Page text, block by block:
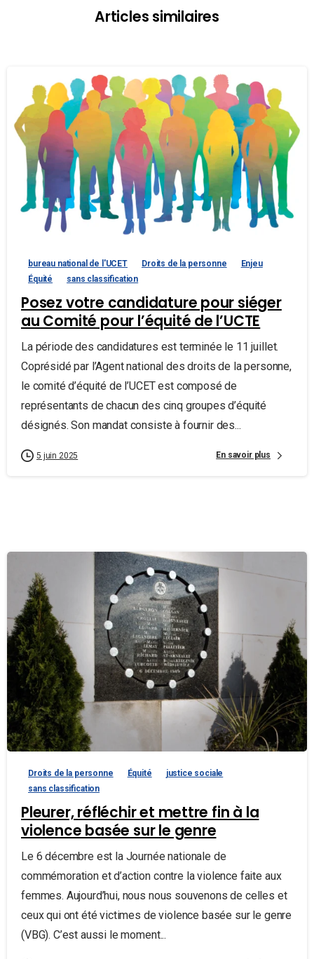
Articles similaires
bureau national de l'UCET Droits de la personne
Enjeu
Équité
sans classification
Posez votre candidature pour siéger
au Comité pour l’équité de l’UCTE
La période des candidatures est terminée le 11 juillet.
Coprésidé par l’Agent national des droits de la personne,
le comité d’équité de l’UCET est composé de
représentants de chacun des cinq groupes d’équité
désignés. Son mandat consiste à fournir des...
5 juin 2025 En savoir plus
Droits de la personne Équité
justice sociale
sans classification
Pleurer, réfléchir et mettre fin à la
violence basée sur le genre
Le 6 décembre est la Journée nationale de
commémoration et d’action contre la violence faite aux
femmes. Aujourd’hui, nous nous souvenons de celles et
ceux qui ont été victimes de violence basée sur le genre
(VBG). C’est aussi le moment...